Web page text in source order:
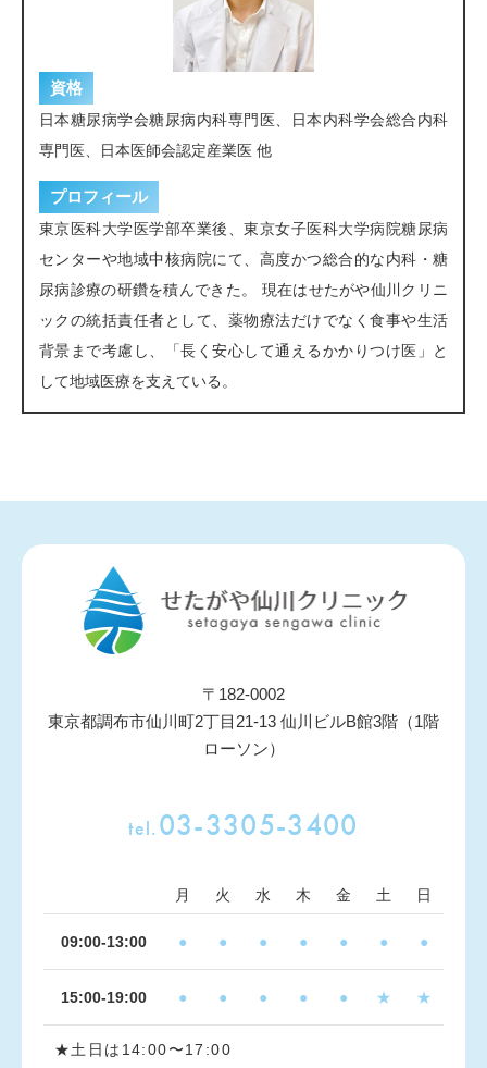
資格
日本糖尿病学会糖尿病内科専門医、日本内科学会総合内科
専門医、日本医師会認定産業医 他
プロフィール
東京医科大学医学部卒業後、東京女子医科大学病院糖尿病
センターや地域中核病院にて、高度かつ総合的な内科・糖
尿病診療の研鑽を積んできた。 現在はせたがや仙川クリニ
ックの統括責任者として、薬物療法だけでなく食事や生活
背景まで考慮し、「長く安心して通えるかかりつけ医」と
して地域医療を支えている。
〒182-0002
東京都調布市仙川町2丁目21-13 仙川ビルB館3階（1階
ローソン）
tel. 03-3305-3400
月 火 水 木 金 土 日
09:00-13:00 ● ● ● ● ● ● ●
15:00-19:00 ● ● ● ● ● ★ ★
★土日は14:00〜17:00